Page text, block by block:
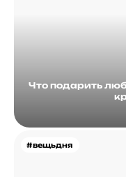
Что подарить
#вещьдня